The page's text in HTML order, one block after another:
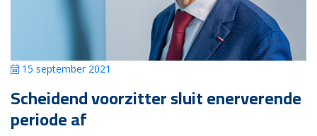
15 september 2021
Scheidend voorzitter sluit enerverende
periode af